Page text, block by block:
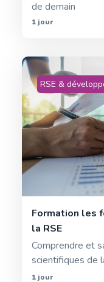
de demain
1 jour
RSE &
Formation les
la RSE
Comprendre et
scientifiques de
1 jour